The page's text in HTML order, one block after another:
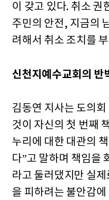
이 갖고 있다. 취소 권
주민의 안전, 지금의
려해서 취소 조치를
신천지예수교회의 반
김동연 지사는 도의
것이 자신의 첫 번째
누리에 대한 대관의
다”고 말하며 책임을
라고 둘러댔지만 실
을 피하려는 불안감